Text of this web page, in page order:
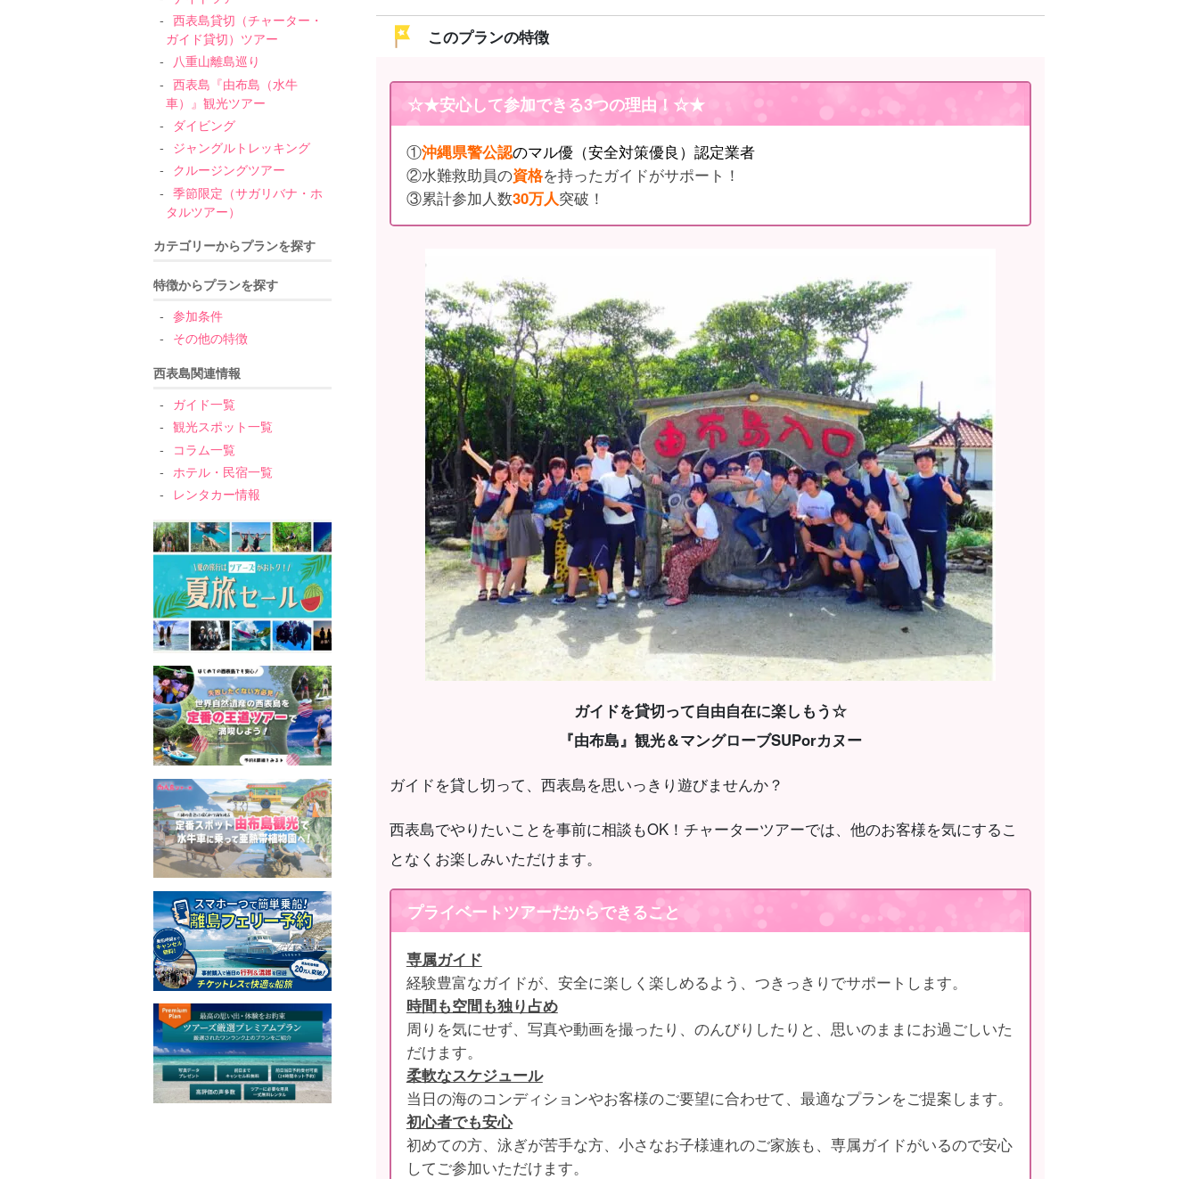
西表島貸切（チャーター・
ガイド貸切）ツアー
八重山離島巡り
西表島『由布島（水牛
車）』観光ツアー
ダイビング
ジャングルトレッキング
クルージングツアー
季節限定（サガリバナ・ホ
タルツアー）
カテゴリーからプランを探す
特徴からプランを探す
参加条件
その他の特徴
西表島関連情報
ガイド一覧
観光スポット一覧
コラム一覧
ホテル・民宿一覧
レンタカー情報
このプランの特徴
☆★安心して参加できる3つの理由！☆★
①沖縄県警公認のマル優（安全対策優良）認定業者
②水難救助員の資格を持ったガイドがサポート！
③累計参加人数30万人突破！
ガイドを貸切って自由自在に楽しもう☆
『由布島』観光＆マングローブSUPorカヌー
ガイドを貸し切って、西表島を思いっきり遊びませんか？
西表島でやりたいことを事前に相談もOK！チャーターツアーでは、他のお客様を気にするこ
となくお楽しみいただけます。
プライベートツアーだからできること
専属ガイド
経験豊富なガイドが、安全に楽しく楽しめるよう、つきっきりでサポートします。
時間も空間も独り占め
周りを気にせず、写真や動画を撮ったり、のんびりしたりと、思いのままにお過ごしいた
だけます。
柔軟なスケジュール
当日の海のコンディションやお客様のご要望に合わせて、最適なプランをご提案します。
初心者でも安心
初めての方、泳ぎが苦手な方、小さなお子様連れのご家族も、専属ガイドがいるので安心
してご参加いただけます。